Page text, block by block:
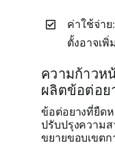
ค่าใช้จ่า
ตั้งอาจเพิ่
ความก้าวห
ผลิตข้อต่อย
ข้อต่อยางที่ยืด
ปรับปรุงความ
ขยายขอบเขตก